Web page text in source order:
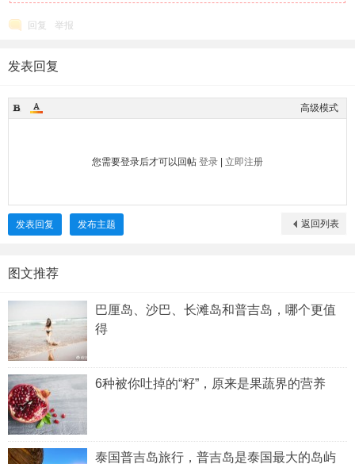
回复 举报
发表回复
高级模式
您需要登录后才可以回帖 登录 立即注册
返回列表
发表回复 发布主题
图文推荐
巴厘岛、沙巴、长滩岛和普吉岛，哪个更值
得
6种被你吐掉的“籽”，原来是果蔬界的营养
泰国普吉岛旅行，普吉岛是泰国最大的岛屿